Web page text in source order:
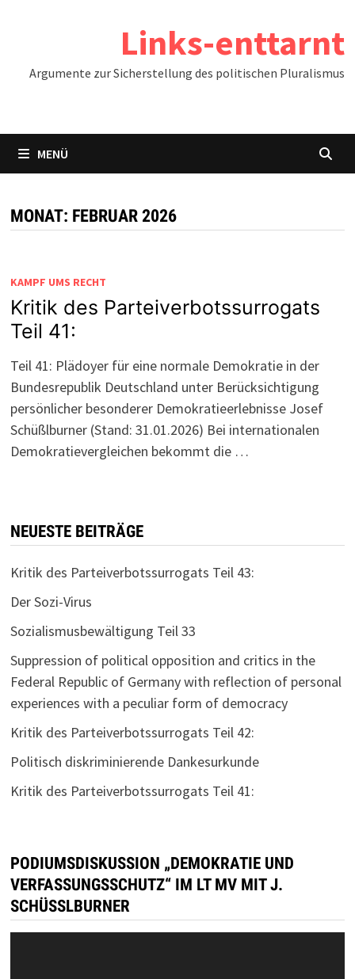
Links-enttarnt
Argumente zur Sicherstellung des politischen Pluralismus
MENÜ
MONAT: FEBRUAR 2026
KAMPF UMS RECHT
Kritik des Parteiverbotssurrogats
Teil 41:
Teil 41: Plädoyer für eine normale Demokratie in der
Bundesrepublik Deutschland unter Berücksichtigung
persönlicher besonderer Demokratieerlebnisse Josef
Schüßlburner (Stand: 31.01.2026) Bei internationalen
Demokratievergleichen bekommt die …
NEUESTE BEITRÄGE
Kritik des Parteiverbotssurrogats Teil 43:
Der Sozi-Virus
Sozialismusbewältigung Teil 33
Suppression of political opposition and critics in the
Federal Republic of Germany with reflection of personal
experiences with a peculiar form of democracy
Kritik des Parteiverbotssurrogats Teil 42:
Politisch diskriminierende Dankesurkunde
Kritik des Parteiverbotssurrogats Teil 41:
PODIUMSDISKUSSION „DEMOKRATIE UND
VERFASSUNGSSCHUTZ“ IM LT MV MIT J.
SCHÜSSLBURNER